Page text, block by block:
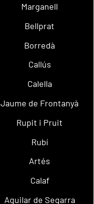
Marganell
Bellprat
Borredà
Callús
Calella
Jaume de Frontanyà
Rupit i Pruit
Rubí
Artés
Calaf
Aguilar de Segarra